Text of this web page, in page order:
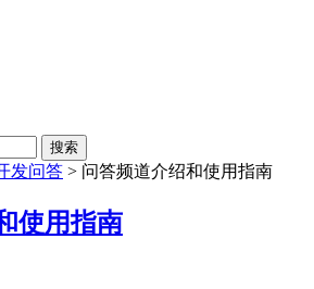
发问答 > 问答频道介绍和使用指南
使用指南